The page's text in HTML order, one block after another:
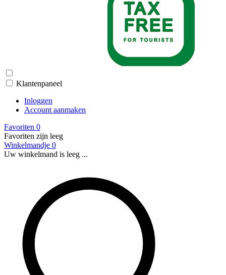
Klantenpaneel
Inloggen
Account aanmaken
Favoriten 0
Favoriten zijn leeg
Winkelmandje 0
Uw winkelmand is leeg ...